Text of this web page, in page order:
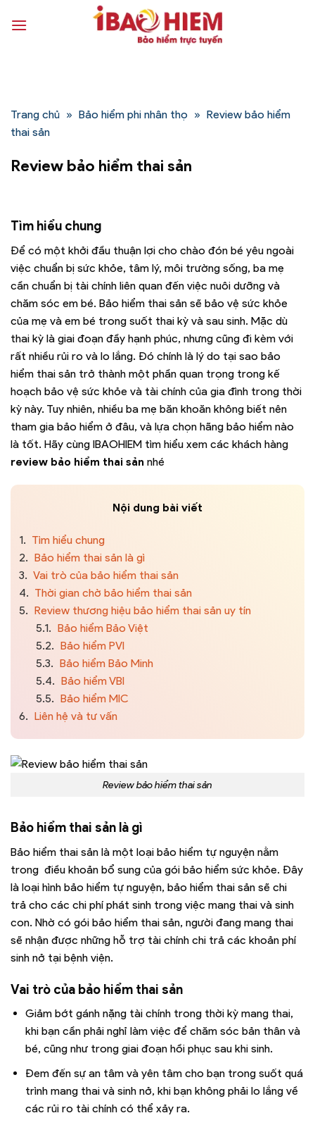
qua
Trang chủ » Bảo hiểm phi nhân thọ » Review bảo hiểm
thai sản
Review bảo hiểm thai sản
Tìm hiểu chung
Để có một khởi đầu thuận lợi cho chào đón bé yêu ngoài
việc chuẩn bị sức khỏe, tâm lý, môi trường sống, ba mẹ
cần chuẩn bị tài chính liên quan đến việc nuôi dưỡng và
chăm sóc em bé. Bảo hiểm thai sản sẽ bảo vệ sức khỏe
của mẹ và em bé trong suốt thai kỳ và sau sinh. Mặc dù
thai kỳ là giai đoạn đầy hạnh phúc, nhưng cũng đi kèm với
rất nhiều rủi ro và lo lắng. Đó chính là lý do tại sao bảo
hiểm thai sản trở thành một phần quan trọng trong kế
hoạch bảo vệ sức khỏe và tài chính của gia đình trong thời
kỳ này. Tuy nhiên, nhiều ba mẹ băn khoăn không biết nên
tham gia bảo hiểm ở đâu, và lựa chọn hãng bảo hiểm nào
là tốt. Hãy cùng IBAOHIEM tìm hiểu xem các khách hàng
review bảo hiểm thai sản nhé
Nội dung bài viết
1. Tìm hiểu chung
2. Bảo hiểm thai sản là gì
3. Vai trò của bảo hiểm thai sản
4. Thời gian chờ bảo hiểm thai sản
5. Review thương hiệu bảo hiểm thai sản uy tín
5.1. Bảo hiểm Bảo Việt
5.2. Bảo hiểm PVI
5.3. Bảo hiểm Bảo Minh
5.4. Bảo hiểm VBI
5.5. Bảo hiểm MIC
6. Liên hệ và tư vấn
Review bảo hiểm thai sản
Bảo hiểm thai sản là gì
Bảo hiểm thai sản là một loại bảo hiểm tự nguyện nằm
trong điều khoản bổ sung của gói bảo hiểm sức khỏe. Đây
là loại hình bảo hiểm tự nguyện, bảo hiểm thai sản sẽ chi
trả cho các chi phí phát sinh trong việc mang thai và sinh
con. Nhờ có gói bảo hiểm thai sản, người đang mang thai
sẽ nhận được những hỗ trợ tài chính chi trả các khoản phí
sinh nở tại bệnh viện.
Vai trò của bảo hiểm thai sản
Giảm bớt gánh nặng tài chính trong thời kỳ mang thai,
khi bạn cần phải nghỉ làm việc để chăm sóc bản thân và
bé, cũng như trong giai đoạn hồi phục sau khi sinh.
Đem đến sự an tâm và yên tâm cho bạn trong suốt quá
trình mang thai và sinh nở, khi bạn không phải lo lắng về
các rủi ro tài chính có thể xảy ra.